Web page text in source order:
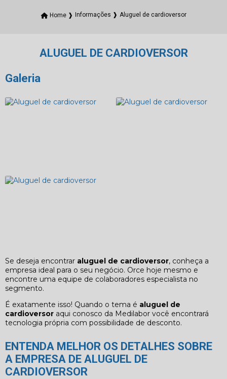
Home ❱ Informações ❱ Aluguel de cardioversor
ALUGUEL DE CARDIOVERSOR
Galeria
Se deseja encontrar aluguel de cardioversor, conheça a
empresa ideal para o seu negócio. Orce hoje mesmo e
encontre uma equipe de colaboradores especialista no
segmento.
É exatamente isso! Quando o tema é aluguel de
cardioversor aqui conosco da Medilabor você encontrará
tecnologia própria com possibilidade de desconto.
ENTENDA MELHOR OS DETALHES SOBRE
A EMPRESA DE ALUGUEL DE
CARDIOVERSOR